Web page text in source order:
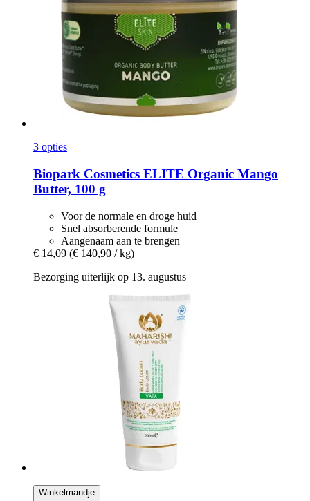
3 opties
Biopark Cosmetics ELITE Organic Mango
Butter, 100 g
Voor de normale en droge huid
Snel absorberende formule
Aangenaam aan te brengen
€ 14,09 (€ 140,90 / kg)
Bezorging uiterlijk op 13. augustus
Winkelmandje